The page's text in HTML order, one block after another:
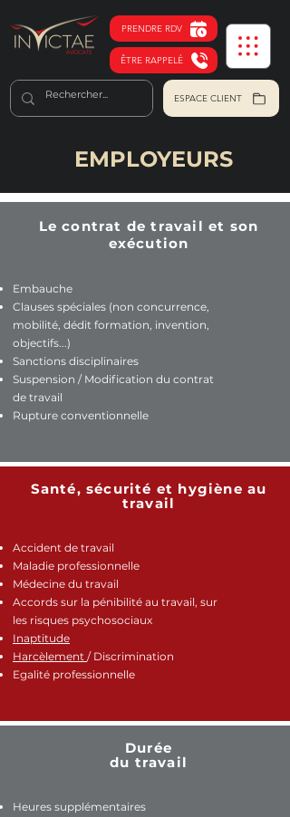
PRENDRE RDV
ÊTRE RAPPELÉ
ESPACE CLIENT
EMPLOYEURS
Le contrat de travail et son
exécution
Embauche
Clauses spéciales (non concurrence,
mobilité, dédit formation, invention,
objectifs...)
Sanctions disciplinaires
Suspension / Modification du contrat
de travail
Rupture conventionnelle
Santé, sécurité et hygiène au
travail
Accident de travail
Maladie professionnelle
Médecine du travail
Accords sur la pénibilité au travail, sur
les risques psychosociaux
Inaptitude
Harcèlement / Discrimination
Egalité professionnelle
Durée
du travail
Heures supplémentaires